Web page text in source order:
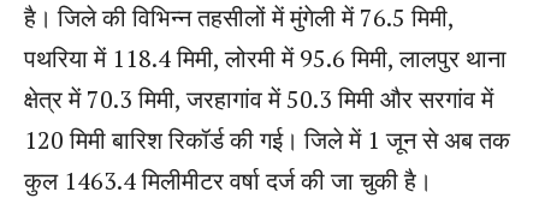
है। जिले की विभिन्न तहसीलों में मुंगेली में 76.5 मिमी,
पथरिया में 118.4 मिमी, लोरमी में 95.6 मिमी, लालपुर थाना
क्षेत्र में 70.3 मिमी, जरहागांव में 50.3 मिमी और सरगांव में
120 मिमी बारिश रिकॉर्ड की गई। जिले में 1 जून से अब तक
कुल 1463.4 मिलीमीटर वर्षा दर्ज की जा चुकी है।